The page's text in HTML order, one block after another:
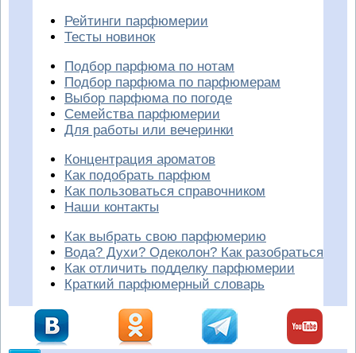
Рейтинги парфюмерии
Тесты новинок
Подбор парфюма по нотам
Подбор парфюма по парфюмерам
Выбор парфюма по погоде
Семейства парфюмерии
Для работы или вечеринки
Концентрация ароматов
Как подобрать парфюм
Как пользоваться справочником
Наши контакты
Как выбрать свою парфюмерию
Вода? Духи? Одеколон? Как разобраться
Как отличить подделку парфюмерии
Краткий парфюмерный словарь